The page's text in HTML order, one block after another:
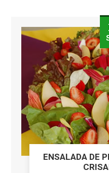
ENSALADA DE